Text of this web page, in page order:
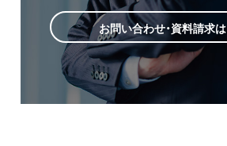
お問い合わせ・資料請求